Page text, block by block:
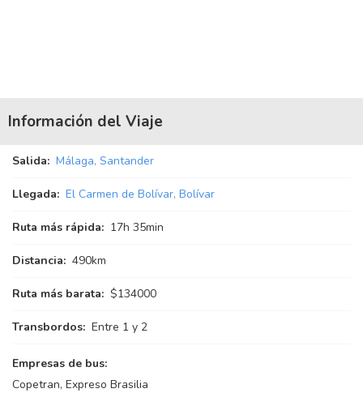
Información del Viaje
Salida: Málaga, Santander
Llegada: El Carmen de Bolívar, Bolívar
Ruta más rápida: 17h 35min
Distancia: 490km
Ruta más barata: $134000
Transbordos: Entre 1 y 2
Empresas de bus:
Copetran, Expreso Brasilia